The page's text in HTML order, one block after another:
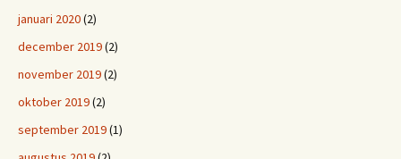
januari 2020(2)
december 2019(2)
november 2019(2)
oktober 2019(2)
september 2019(1)